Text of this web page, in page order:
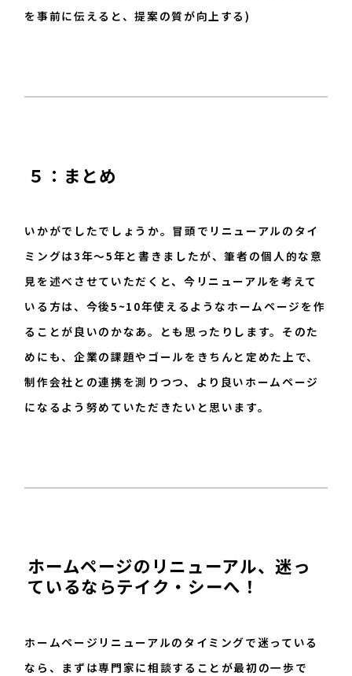
を事前に伝えると、提案の質が向上する)
５：まとめ
いかがでしたでしょうか。冒頭でリニューアルのタイ
ミングは3年〜5年と書きましたが、筆者の個人的な意
見を述べさせていただくと、今リニューアルを考えて
いる方は、今後5~10年使えるようなホームページを作
ることが良いのかなあ。とも思ったりします。そのた
めにも、企業の課題やゴールをきちんと定めた上で、
制作会社との連携を測りつつ、より良いホームページ
になるよう努めていただきたいと思います。
ホームページのリニューアル、迷っ
ているならテイク・シーへ！
ホームページリニューアルのタイミングで迷っている
なら、まずは専門家に相談することが最初の一歩で